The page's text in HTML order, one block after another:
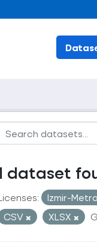
dataset
Izmir-
CSV
XLSX